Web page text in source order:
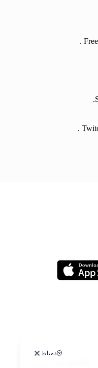
دمياط